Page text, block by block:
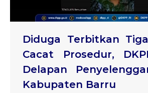
Diduga Terbitkan
Cacat Prosedur,
Delapan
Kabupaten Barru